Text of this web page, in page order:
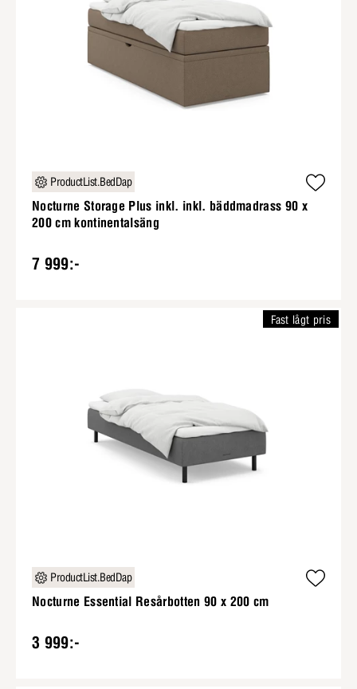
ProductList.BedDap
Nocturne Storage Plus inkl. inkl. bäddmadrass 90 x
200 cm kontinentalsäng
7 999:-
ProductList.BedDap
Nocturne Essential Resårbotten 90 x 200 cm
3 999:-
Fast lågt pris